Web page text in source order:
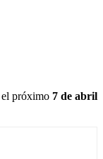
próximo 7 de abril